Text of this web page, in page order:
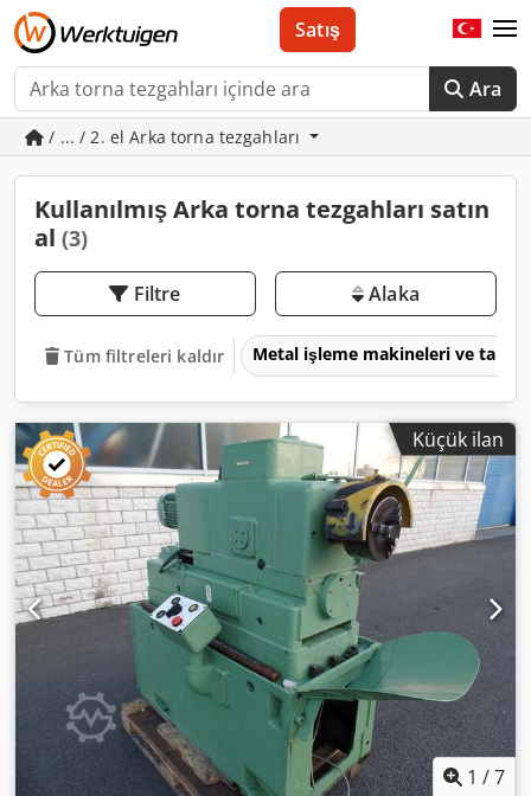
Ara
Satış
/ ... / 2. el Arka torna tezgahları
Kullanılmış Arka torna tezgahları satın
al (3)
Filtre Alaka
Tüm filtreleri kaldır Metal işleme makineleri ve
Küçük ilan
1 /7